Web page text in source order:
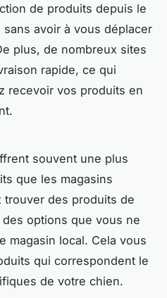
de produits depuis le
avoir à vous déplacer
plus, de nombreux sites
rapide, ce qui
recevoir vos produits en
souvent une plus
que les magasins
trouver des produits de
options que vous ne
magasin local. Cela vous
qui correspondent le
de votre chien.